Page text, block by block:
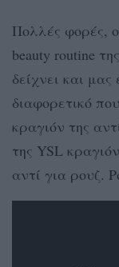
Πολλές φορές,
beauty routine
δείχνει και μας
διαφορετικό
κραγιόν της
της YSL
αντί για ρουζ.